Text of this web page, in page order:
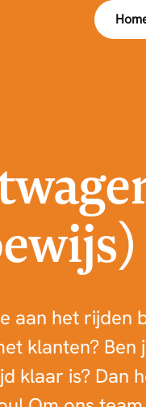
aan het rijden
klanten? Ben
klaar is? Dan